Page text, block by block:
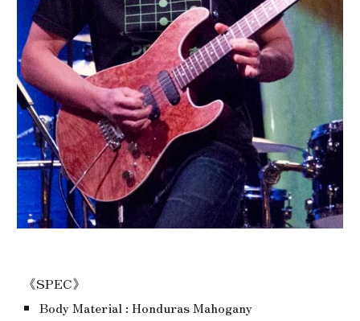
《SPEC》
Body Material : Honduras Mahogany